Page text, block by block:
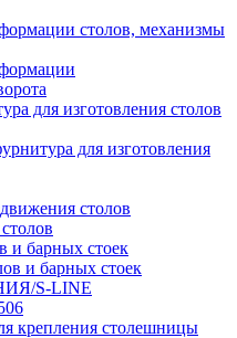
столов, механизмы
для изготовления столов
для изготовления
столов
и барных стоек
и барных стоек
S-LINE
крепления столешницы